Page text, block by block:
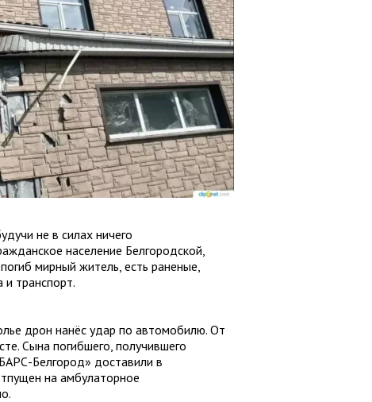
не в силах ничего
население Белгородской,
мирный житель, есть раненые,
транспорт.
дрон нанёс удар по автомобилю. От
Сына погибшего, получившего
Белгород» доставили в
на амбулаторное